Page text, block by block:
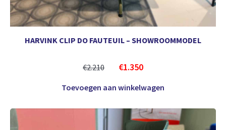
HARVINK CLIP DO FAUTEUIL – SHOWROOMMODEL
€2.210 €1.350
Toevoegen aan winkelwagen